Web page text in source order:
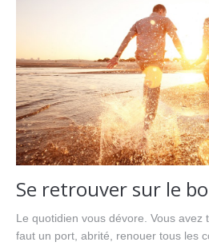
Se retrouver sur le
Le quotidien vous dévore. Vous
faut un port, abrité, renouer tous les